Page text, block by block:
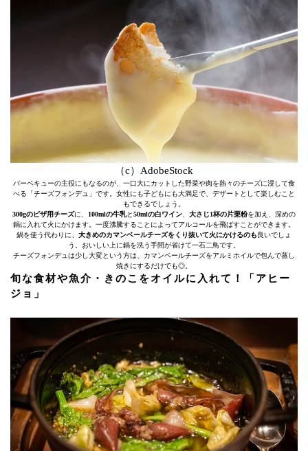
（c）AdobeStock
バーベキューの主役にもなるのが、一口大にカットした野菜や肉を熱々のチーズに浸して食
べる「チーズフォンデュ」です。女性にも子どもにも大満足で、デザートとして楽しむこと
もできるでしょう。
300gのピザ用チーズに、 100mlの牛乳と50mlの白ワイン 大さじ1杯の片栗粉を加え、深めの
鍋に入れて火にかけます。一度沸騰することによってアルコールを飛ばすことができます。
鍋を使う代わりに、 大きめのカマンベールチーズをくり抜いて火にかけるのも良いでしょ
う。おいしい上に鍋を洗う手間が省けて一石二鳥です。
チーズフォンデュは少し大変という方は、カマンベールチーズをアルミホイルで包んで蒸し
焼きにするだけでも◎。
旬な食材や魚介・きのこをオイルに入れて！「アヒー
ジョ」